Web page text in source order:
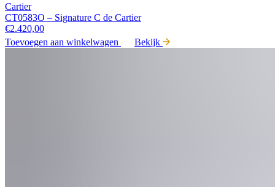
Cartier
CT0583O – Signature C de Cartier
€2.420,00
Toevoegen aan winkelwagen
Bekijk